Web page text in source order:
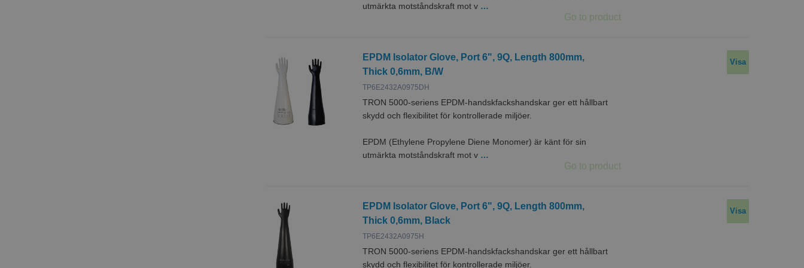
utmärkta motståndskraft mot v …
EPDM Isolator Glove, Port 6", 9Q, Length 800mm,
Thick 0,6mm, B/W
TP6E2432A0975DH
TRON 5000-seriens EPDM-handskfackshandskar ger ett hållbart
skydd och flexibilitet för kontrollerade miljöer.
EPDM (Ethylene Propylene Diene Monomer) är känt för sin
utmärkta motståndskraft mot v …
Visa
EPDM Isolator Glove, Port 6", 9Q, Length 800mm,
Thick 0,6mm, Black
TP6E2432A0975H
TRON 5000-seriens EPDM-handskfackshandskar ger ett hållbart
skydd och flexibilitet för kontrollerade miljöer.
Visa